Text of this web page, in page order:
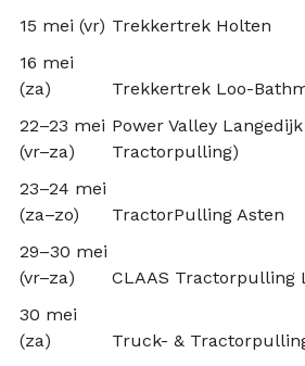
15 mei (vr) Trekkertrek Holten
16 mei
(za)
Trekkertrek Loo-
22–23 mei
(vr–za)
Power Valley
Tractorpulling)
23–24 mei
(za–zo)
TractorPulling Asten
29–30 mei
(vr–za)
CLAAS Tractorpulling
30 mei
(za)
Truck- &